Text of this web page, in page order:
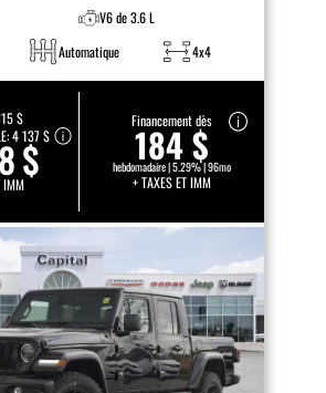
V6 de 3.6 L
Automatique 4x4
$
4 137 $
$
IMM
Financement dès
184 $
hebdomadaire | 5.29% | 96mo
+ TAXES ET IMM